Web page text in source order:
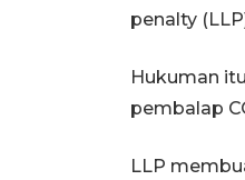
penalty
Hukuman
pembalap
LLP